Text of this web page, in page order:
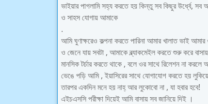
ভাইয়ার পাগলামি সহ্য করতে হয় কিন্তু সব কিছুর উর্ধ্বে, সব
ও সাহস যোগায় আমাকে
.
আমি ঘুণাক্ষরেও কল্পনা করতে পারিনা আমার খালাত ভাই
ও জেনে যায় সবটা , আমাকে ব্ল্যাকমেইল করতে শুরু করে
মানসিক টর্চার করতে থাকে , বলে ওর সাথে রিলেশন না করলে
ভেঙে পড়ি আমি , ইয়াসিরের সাথে যোগাযোগ করতে হয়
তারপর একদিন মনে হয় নাহ্ আর লুকোবো না , যা হবার হবে!
এইচএসসি পরীক্ষা দিয়েই আমি বাসায় সব জানিয়ে দিই ।